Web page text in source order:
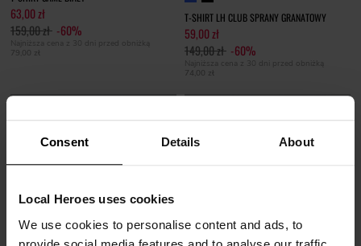
Consent Details About
Local Heroes uses cookies
We use cookies to personalise content and ads, to
63,00 zł
159,00 zł -60%
Najniższa cena z 30 dni przed obniżką
79,00 zł
T-SHIRT LH CLUB SPRANY GRANATOWY
59,00 zł
149,00 zł -60%
Najniższa cena z 30 dni przed obniżką
74,00 zł